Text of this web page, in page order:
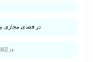
در فضای مجازی